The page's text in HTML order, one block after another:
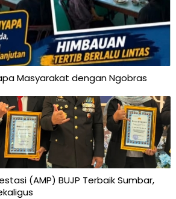
Masyarakat dengan Ngobras
(AMP) BUJP Terbaik Sumbar,